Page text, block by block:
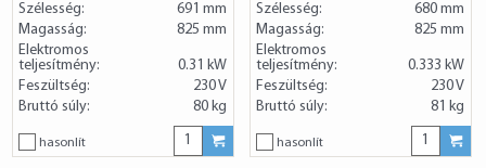
Szélesség:
691 mm
Magasság:
825 mm
Elektromos
teljesítmény:
0.31 kW
Feszültség:
230 V
Bruttó súly:
80 kg
hasonlít
Szélesség:
680 mm
Magasság:
825 mm
Elektromos
teljesítmény:
0.333 kW
Feszültség:
230 V
Bruttó súly:
81 kg
hasonlít